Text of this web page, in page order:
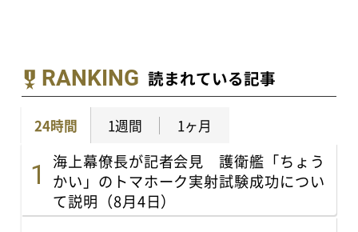
RANKING 読まれている記事
24時間 1週間 1ヶ月
海上幕僚長が記者会見 護衛艦「ちょう
かい」のトマホーク実射試験成功につい
て説明（8月4日）